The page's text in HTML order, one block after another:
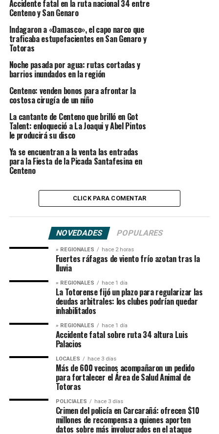
Accidente fatal en la ruta nacional 34 entre
Centeno y San Genaro
Indagaron a «Damasco», el capo narco que
traficaba estupefacientes en San Genaro y
Totoras
Noche pasada por agua: rutas cortadas y
barrios inundados en la región
Centeno: venden bonos para afrontar la
costosa cirugía de un niño
La cantante de Centeno que brilló en Got
Talent: enloqueció a La Joaqui y Abel Pintos
le producirá su disco
Ya se encuentran a la venta las entradas
para la Fiesta de la Picada Santafesina en
Centeno
CLICK PARA COMENTAR
NOVEDADES POPULARES
» REGIONALES hace 2 horas
Fuertes ráfagas de viento frío azotan tras la
lluvia
» REGIONALES hace 1 día
La Totorense fijó un plazo para regularizar las
deudas arbitrales: los clubes podrían quedar
inhabilitados
» REGIONALES hace 1 día
Accidente fatal sobre ruta 34 altura Luis
Palacios
LOCALES hace 3 días
Más de 600 vecinos acompañaron un pedido
para fortalecer el Área de Salud Animal de
Totoras
POLICIALES hace 3 días
Crimen del policía en Carcarañá: ofrecen $10
millones de recompensa a quienes aporten
datos sobre más involucrados en el ataque